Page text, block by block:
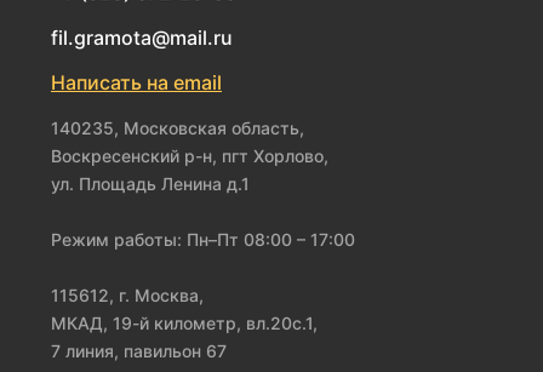
fil.gramota@mail.ru
Написать на email
140235, Московская область,
Воскресенский р-н, пгт Хорлово,
ул. Площадь Ленина д.1
Режим работы: Пн–Пт 08:00 – 17:00
115612, г. Москва,
МКАД, 19-й километр, вл.20с.1,
7 линия, павильон 67